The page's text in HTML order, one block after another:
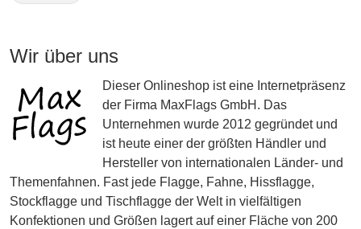
Wir über uns
Dieser Onlineshop ist eine Internetpräsenz
der Firma MaxFlags GmbH. Das
Unternehmen wurde 2012 gegründet und
ist heute einer der größten Händler und
Hersteller von internationalen Länder- und
Themenfahnen. Fast jede Flagge, Fahne, Hissflagge,
Stockflagge und Tischflagge der Welt in vielfältigen
Konfektionen und Größen lagert auf einer Fläche von 200